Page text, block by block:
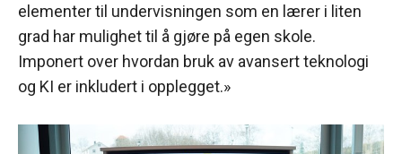
elementer til undervisningen som en lærer i liten
grad har mulighet til å gjøre på egen skole.
Imponert over hvordan bruk av avansert teknologi
og KI er inkludert i opplegget.»